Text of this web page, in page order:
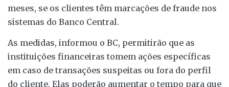
meses, se os clientes têm marcações de fraude nos
sistemas do Banco Central.
As medidas, informou o BC, permitirão que as
instituições financeiras tomem ações específicas
em caso de transações suspeitas ou fora do perfil
do cliente. Elas poderão aumentar o tempo para que